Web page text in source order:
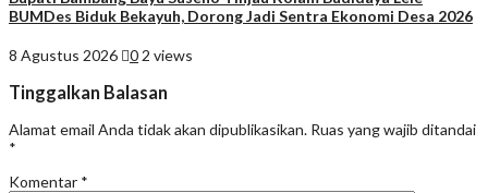
BUMDes Biduk Bekayuh, Dorong Jadi Sentra Ekonomi Desa 2026
8 Agustus 2026 0 2 views
Tinggalkan Balasan
Alamat email Anda tidak akan dipublikasikan. Ruas yang wajib ditandai
*
Komentar *